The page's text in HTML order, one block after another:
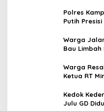
Polres
Putih
Warga
Bau Limbah
Warga
Ketua RT
Jalan
Kedok
Julu GD